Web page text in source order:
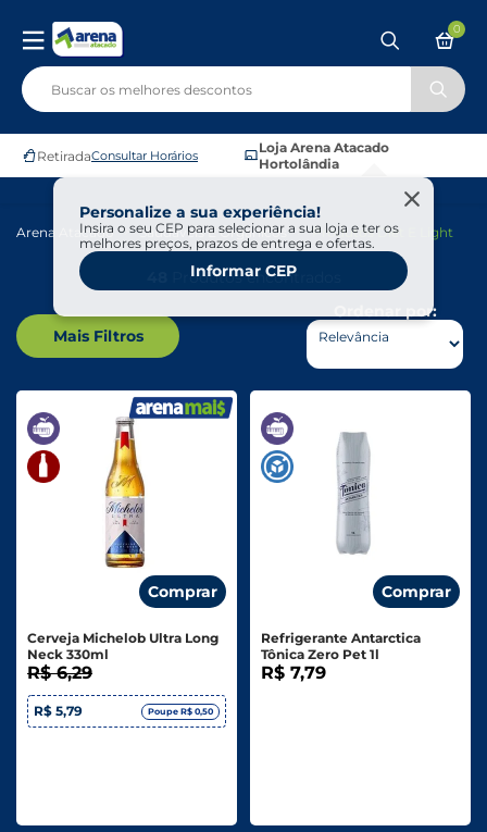
RetiradaConsultar Horários
Loja Arena Atacado
Hortolândia
Personalize a sua experiência!
Insira o seu CEP para selecionar a sua loja e ter os
melhores preços, prazos de entrega e ofertas.
Informar CEP
0
Arena Atacado Saudáveis E Ôrganicos Produtos Diet E Light
Produtos encontrados
Mais Filtros
Ordenar por:
Comprar
Cerveja Michelob Ultra Long
Neck 330ml
R$ 6,29
R$ 5,79 Poupe R$ 0,50
Comprar
Refrigerante Antarctica
Tônica Zero Pet 1l
R$ 7,79